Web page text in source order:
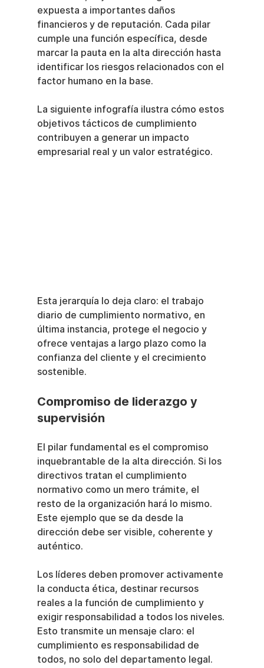
expuesta a importantes daños
financieros y de reputación. Cada pilar
cumple una función específica, desde
marcar la pauta en la alta dirección hasta
identificar los riesgos relacionados con el
factor humano en la base.
La siguiente infografía ilustra cómo estos
objetivos tácticos de cumplimiento
contribuyen a generar un impacto
empresarial real y un valor estratégico.
Esta jerarquía lo deja claro: el trabajo
diario de cumplimiento normativo, en
última instancia, protege el negocio y
ofrece ventajas a largo plazo como la
confianza del cliente y el crecimiento
sostenible.
Compromiso de liderazgo y
supervisión
El pilar fundamental es el compromiso
inquebrantable de la alta dirección. Si los
directivos tratan el cumplimiento
normativo como un mero trámite, el
resto de la organización hará lo mismo.
Este ejemplo que se da desde la
dirección debe ser visible, coherente y
auténtico.
Los líderes deben promover activamente
la conducta ética, destinar recursos
reales a la función de cumplimiento y
exigir responsabilidad a todos los niveles.
Esto transmite un mensaje claro: el
cumplimiento es responsabilidad de
todos, no solo del departamento legal.